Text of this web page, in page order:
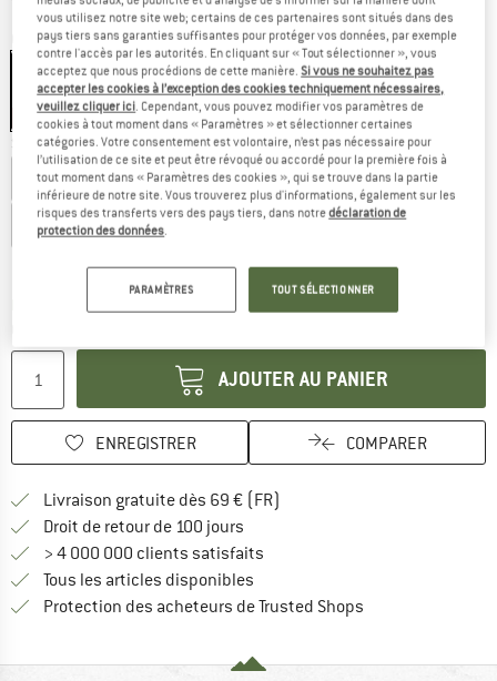
Couleur:Black Out
-35 %
Sélectionner taille:
EU34 EU36 EU38 EU40 EU42
EU44
Guide des tailles
AJOUTER AU PANIER
ENREGISTRER COMPARER
Livraison gratuite dès 69 € (FR)
Droit de retour de 100 jours
> 4 000 000 clients satisfaits
Tous les articles disponibles
Protection des acheteurs de Trusted Shops
vous utilisez notre site web; certains de ces partenaires sont situés dans des
pays tiers sans garanties suffisantes pour protéger vos données, par exemple
contre l'accès par les autorités. En cliquant sur « Tout sélectionner », vous
acceptez que nous procédions de cette manière.Si vous ne souhaitez pas
accepter les cookies à l’exception des cookies techniquement nécessaires,
veuillez cliquer ici. Cependant, vous pouvez modifier vos paramètres de
cookies à tout moment dans « Paramètres » et sélectionner certaines
catégories. Votre consentement est volontaire, n’est pas nécessaire pour
l’utilisation de ce site et peut être révoqué ou accordé pour la première fois à
tout moment dans « Paramètres des cookies », qui se trouve dans la partie
inférieure de notre site. Vous trouverez plus d'informations, également sur les
risques des transferts vers des pays tiers, dans notredéclaration de
protection des données.
PARAMÈTRES TOUT SÉLECTIONNER